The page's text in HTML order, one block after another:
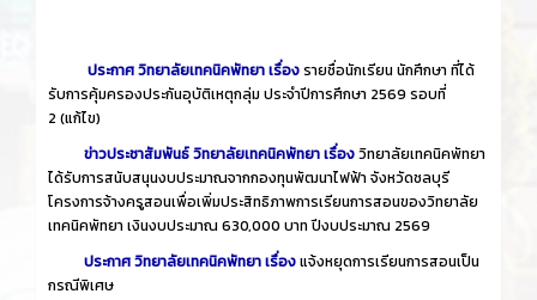
ประกาศ วิทยาลัยเทคนิคพัทยา เรื่องรายชื่อนักเรียน นักศึกษา ที่ได้
รับการคุ้มครองประกันอุบัติเหตุกลุ่ม ประจำปีการศึกษา 2569 รอบที่
2 (แก้ไข)
ข่าวประชาสัมพันธ์ วิทยาลัยเทคนิคพัทยา เรื่องวิทยาลัยเทคนิคพัทยา
ได้รับการสนับสนุนงบประมาณจากกองทุนพัฒนาไฟฟ้า จังหวัดชลบุรี
โครงการจ้างครูสอนเพื่อเพิ่มประสิทธิภาพการเรียนการสอนของวิทยาลัย
เทคนิคพัทยา เงินงบประมาณ 630,000 บาท ปีงบประมาณ 2569
ประกาศ วิทยาลัยเทคนิคพัทยา เรื่องแจ้งหยุดการเรียนการสอนเป็น
กรณีพิเศษ